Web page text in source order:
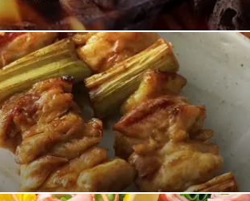
串焼き
歩15分
区竪町1-8-17
、佐賀県産みつせ鶏、福岡県産赤鶏など、部
ランドを変えております。毎日仕入れる朝び
串打ちし、最高級の備長炭で焼き上げます。
しい状態の朝びき鶏をお愉しみください。
グ 鸞 らん
人空間
倉駅南口 徒歩3分
区鍛冶町1-4-17